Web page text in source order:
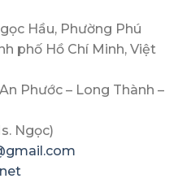
Hầu, Phường Phú
phố Hồ Chí Minh, Việt
Phước – Long Thành –
Ngọc)